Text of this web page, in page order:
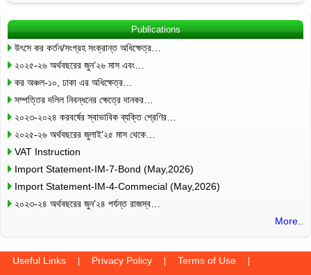
Publications
উৎসে কর কর্তন/সংগ্রহ সংক্রান্ত অধিক্ষেত্র…
২০২৫-২৬ অর্থবছরের জুন’২৬ মাস এবং…
কর অঞ্চল-১০, ঢাকা এর অধিক্ষেত্র…
সম্পত্তির দলিল নিবন্ধনের ক্ষেত্রে দানকর…
২০২৩-২০২৪ করবর্ষের স্বাভাবিক ব্যক্তি শ্রেণির…
২০২৫-২৬ অর্থবছরের জুলাই’২৫ মাস থেকে…
VAT Instruction
Import Statement-IM-7-Bond (May,2026)
Import Statement-IM-4-Commecial (May,2026)
২০২৩-২৪ অর্থবছরের জুন’২৪ পর্যন্ত রাজস্ব…
More..
Useful Links Privacy Policy
Terms of Use